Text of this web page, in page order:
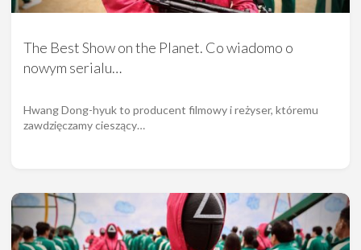
The Best Show on the Planet. Co wiadomo o
nowym serialu…
Hwang Dong-hyuk to producent filmowy i reżyser, któremu
zawdzięczamy cieszący…